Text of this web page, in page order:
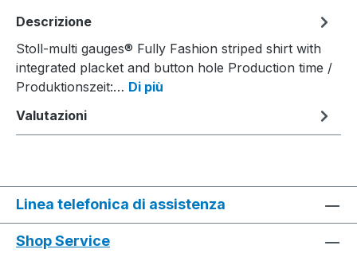
Descrizione
Stoll-multi gauges® Fully Fashion striped shirt with
integrated placket and button hole Production time /
Produktionszeit:… Di più
Valutazioni
Linea telefonica di assistenza
Shop Service